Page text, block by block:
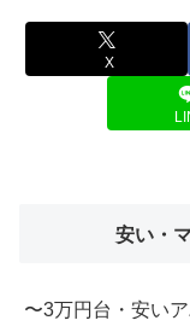
X
安い・
〜3万円台・安い